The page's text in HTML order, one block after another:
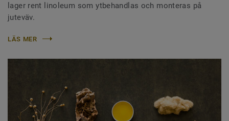
lager rent linoleum som ytbehandlas och monteras på
juteväv.
LÄS MER